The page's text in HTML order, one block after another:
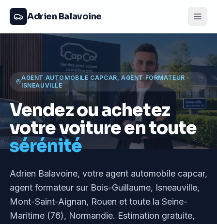
Adrien Balavoine
AGENT AUTOMOBILE CAPCAR, AGENT FORMATEUR ·
ISNEAUVILLE
Vendez ou achetez
votre voiture en toute
sérénité
Adrien Balavoine, votre agent automobile capcar,
agent formateur sur Bois-Guillaume, Isneauville,
Mont-Saint-Aignan, Rouen et toute la Seine-
Maritime (76), Normandie. Estimation gratuite,